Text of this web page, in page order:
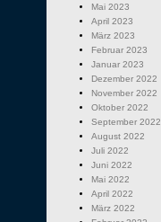
Mai 2023
April 2023
März 2023
Februar 2023
Januar 2023
Dezember 2022
November 2022
Oktober 2022
September 2022
August 2022
Juli 2022
Juni 2022
Mai 2022
April 2022
März 2022